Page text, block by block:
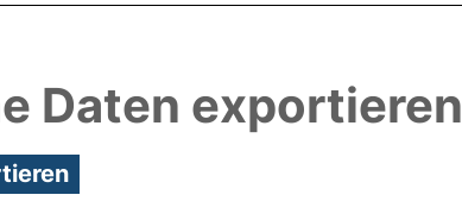
Daten exportieren